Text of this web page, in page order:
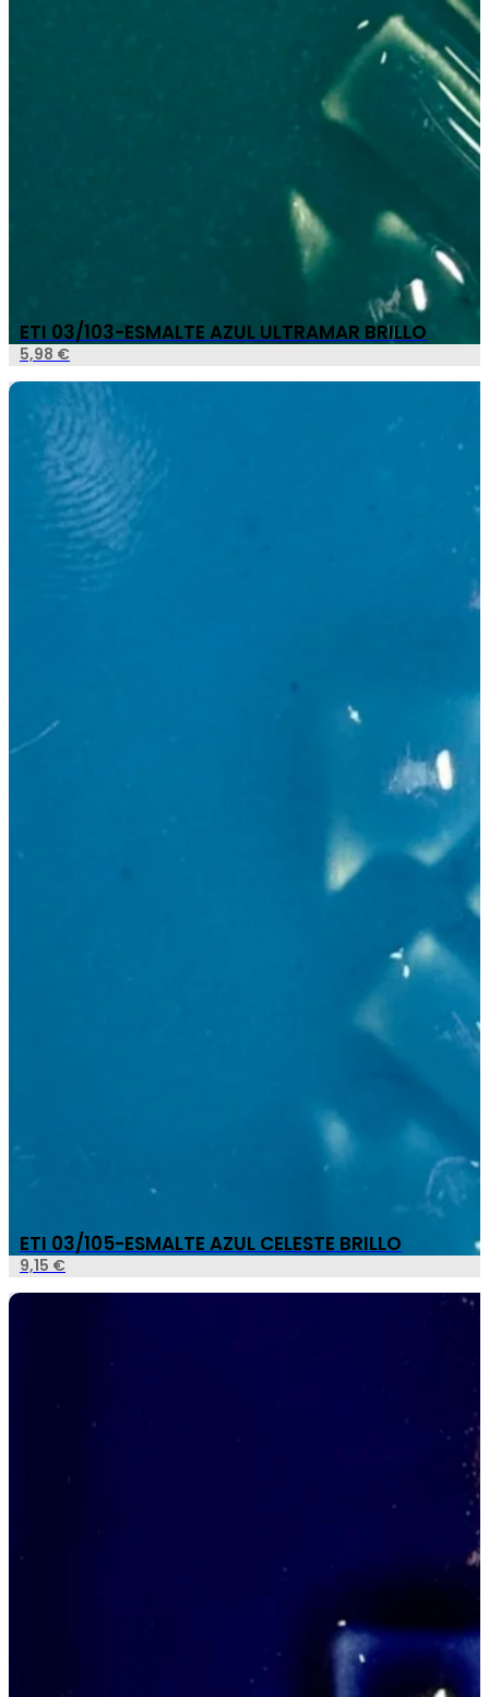
ETI 03/103-ESMALTE AZUL ULTRAMAR BRILLO
5,98 €
ETI 03/105-ESMALTE AZUL CELESTE BRILLO
9,15 €